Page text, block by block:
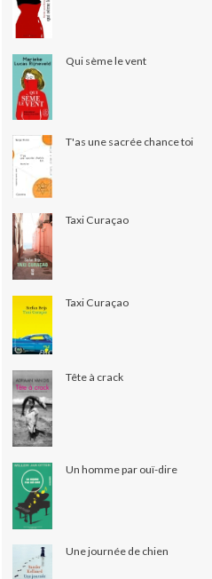
Qui sème le vent
T'as une sacrée chance toi
Taxi Curaçao
Taxi Curaçao
Tête à crack
Un homme par ouï-dire
Une journée de chien